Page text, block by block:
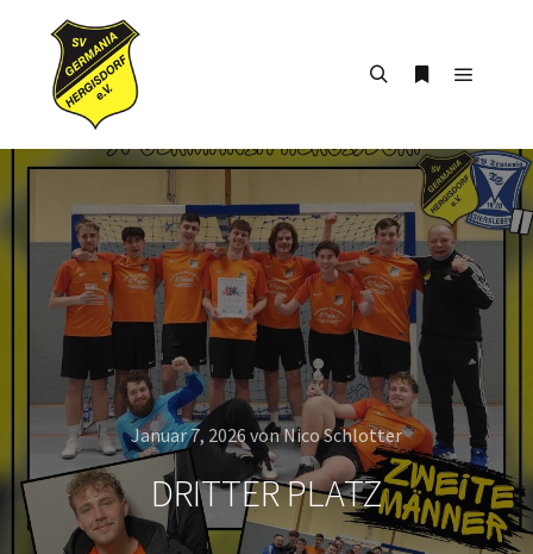
Januar 7, 2026 vonNico Schlotter
DRITTER PLATZ